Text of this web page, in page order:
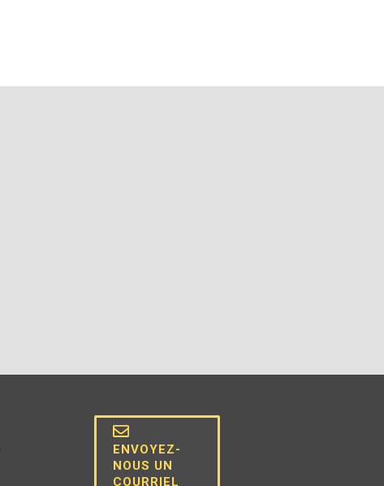
ENVOYEZ-
NOUS UN
COURRIEL